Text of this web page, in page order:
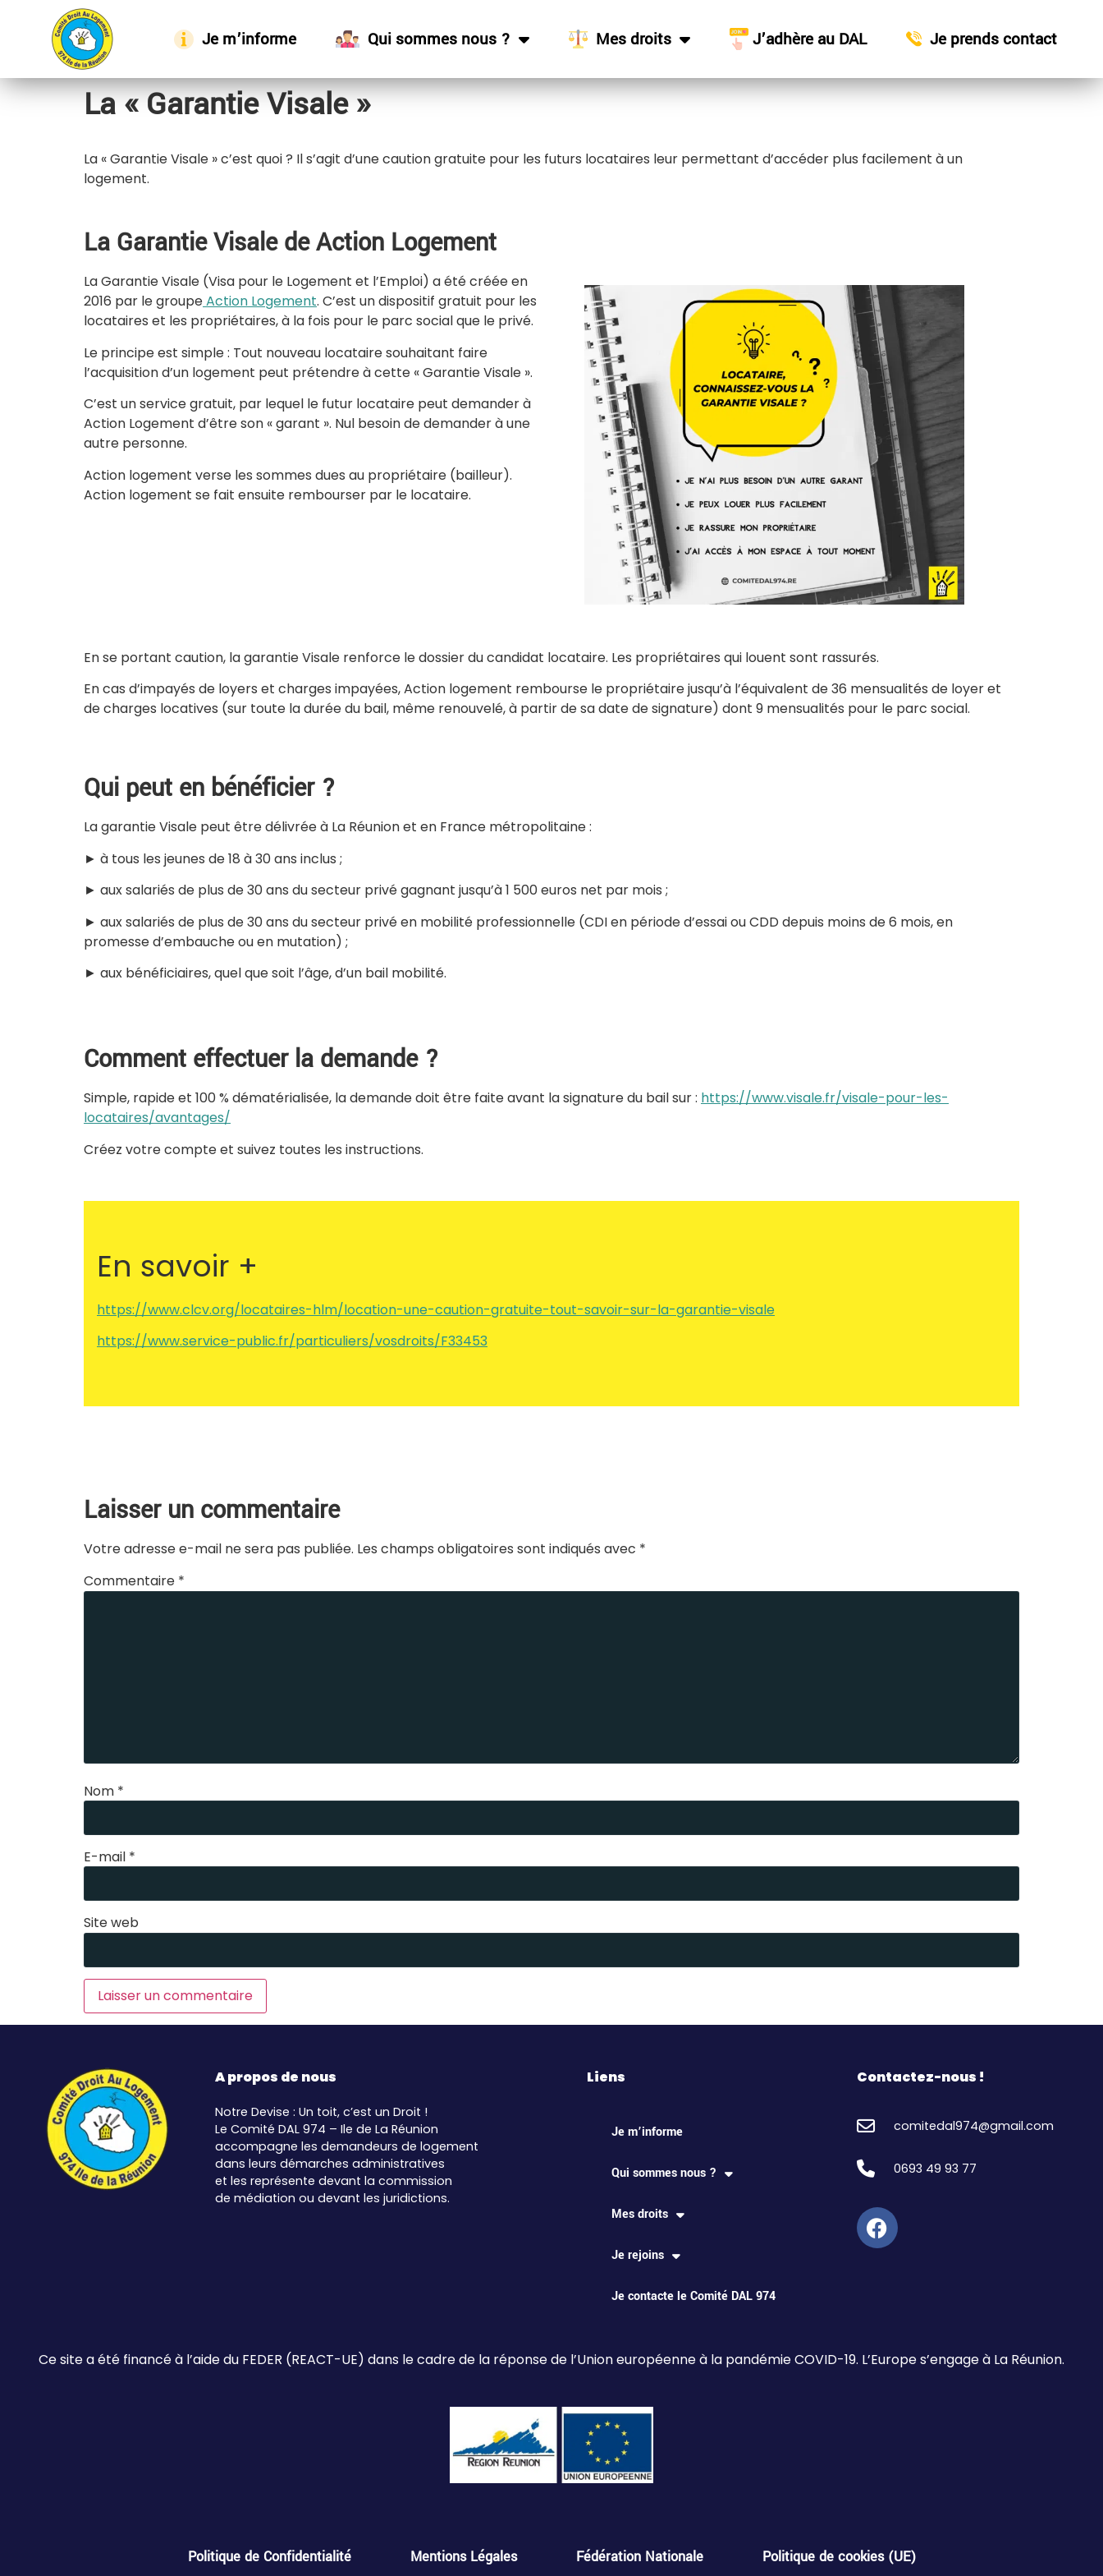
Je m’informe Qui sommes nous ? Mes droits J’adhère au DAL Je prends contact
La « Garantie Visale »
La « Garantie Visale » c’est quoi ? Il s’agit d’une caution gratuite pour les futurs locataires leur permettant d’accéder plus facilement à un
logement.
La Garantie Visale de Action Logement
La Garantie Visale (Visa pour le Logement et l’Emploi) a été créée en
2016 par le groupeAction Logement. C’est un dispositif gratuit pour les
locataires et les propriétaires, à la fois pour le parc social que le privé.
Le principe est simple : Tout nouveau locataire souhaitant faire
l’acquisition d’un logement peut prétendre à cette « Garantie Visale ».
C’est un service gratuit, par lequel le futur locataire peut demander à
Action Logement d’être son « garant ». Nul besoin de demander à une
autre personne.
Action logement verse les sommes dues au propriétaire (bailleur).
Action logement se fait ensuite rembourser par le locataire.
En se portant caution, la garantie Visale renforce le dossier du candidat locataire. Les propriétaires qui louent sont rassurés.
En cas d’impayés de loyers et charges impayées, Action logement rembourse le propriétaire jusqu’à l’équivalent de 36 mensualités de loyer et
de charges locatives (sur toute la durée du bail, même renouvelé, à partir de sa date de signature) dont 9 mensualités pour le parc social.
Qui peut en bénéficier ?
La garantie Visale peut être délivrée à La Réunion et en France métropolitaine :
► à tous les jeunes de 18 à 30 ans inclus ;
► aux salariés de plus de 30 ans du secteur privé gagnant jusqu’à 1 500 euros net par mois ;
► aux salariés de plus de 30 ans du secteur privé en mobilité professionnelle (CDI en période d’essai ou CDD depuis moins de 6 mois, en
promesse d’embauche ou en mutation) ;
► aux bénéficiaires, quel que soit l’âge, d’un bail mobilité.
Comment effectuer la demande ?
Simple, rapide et 100 % dématérialisée, la demande doit être faite avant la signature du bail sur : https://www.visale.fr/visale-pour-les-
locataires/avantages/
Créez votre compte et suivez toutes les instructions.
En savoir +
https://www.clcv.org/locataires-hlm/location-une-caution-gratuite-tout-savoir-sur-la-garantie-visale
https://www.service-public.fr/particuliers/vosdroits/F33453
Laisser un commentaire
Votre adresse e-mail ne sera pas publiée. Les champs obligatoires sont indiqués avec *
Commentaire *
Nom *
E-mail *
Site web
A propos de nous
Notre Devise : Un toit, c’est un Droit !
Le Comité DAL 974 – Ile de La Réunion
accompagne les demandeurs de logement
dans leurs démarches administratives
et les représente devant la commission
de médiation ou devant les juridictions.
Liens
Je m’informe
Qui sommes nous ?
Mes droits
Je rejoins
Je contacte le Comité DAL 974
Contactez-nous !
comitedal974@gmail.com
0693 49 93 77
Ce site a été financé à l’aide du FEDER (REACT-UE) dans le cadre de la réponse de l’Union européenne à la pandémie COVID-19. L’Europe s’engage à La Réunion.
Politique de Confidentialité Mentions Légales Fédération Nationale Politique de cookies (UE)